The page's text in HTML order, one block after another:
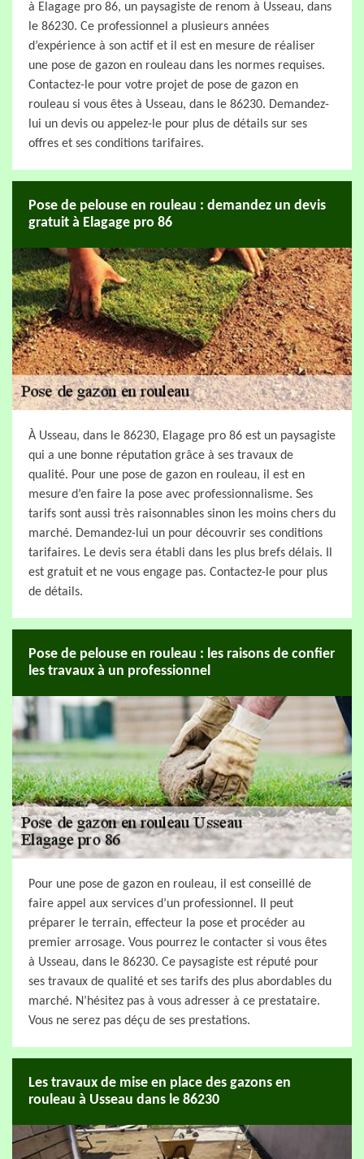
à Elagage pro 86, un paysagiste de renom à Usseau, dans
le 86230. Ce professionnel a plusieurs années
d’expérience à son actif et il est en mesure de réaliser
une pose de gazon en rouleau dans les normes requises.
Contactez-le pour votre projet de pose de gazon en
rouleau si vous êtes à Usseau, dans le 86230. Demandez-
lui un devis ou appelez-le pour plus de détails sur ses
offres et ses conditions tarifaires.
Pose de pelouse en rouleau : demandez un devis
gratuit à Elagage pro 86
À Usseau, dans le 86230, Elagage pro 86 est un paysagiste
qui a une bonne réputation grâce à ses travaux de
qualité. Pour une pose de gazon en rouleau, il est en
mesure d’en faire la pose avec professionnalisme. Ses
tarifs sont aussi très raisonnables sinon les moins chers du
marché. Demandez-lui un pour découvrir ses conditions
tarifaires. Le devis sera établi dans les plus brefs délais. Il
est gratuit et ne vous engage pas. Contactez-le pour plus
de détails.
Pose de pelouse en rouleau : les raisons de confier
les travaux à un professionnel
Pour une pose de gazon en rouleau, il est conseillé de
faire appel aux services d’un professionnel. Il peut
préparer le terrain, effecteur la pose et procéder au
premier arrosage. Vous pourrez le contacter si vous êtes
à Usseau, dans le 86230. Ce paysagiste est réputé pour
ses travaux de qualité et ses tarifs des plus abordables du
marché. N’hésitez pas à vous adresser à ce prestataire.
Vous ne serez pas déçu de ses prestations.
Les travaux de mise en place des gazons en
rouleau à Usseau dans le 86230